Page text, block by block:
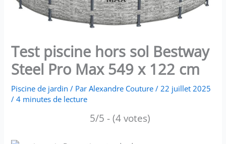
Test piscine hors sol Bestway
Steel Pro Max 549 x 122 cm
Piscine de jardin / ParAlexandre Couture/22 juillet 2025
/4 minutes de lecture
5/5 - (4 votes)